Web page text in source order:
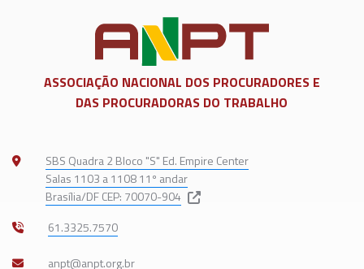
ASSOCIAÇÃO NACIONAL DOS PROCURADORES E
DAS PROCURADORAS DO TRABALHO
SBS Quadra 2 Bloco "S" Ed. Empire Center
Salas 1103 a 1108 11º andar
Brasília/DF CEP: 70070-904
61.3325.7570